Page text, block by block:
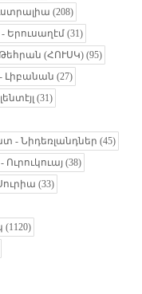
(208)
Երուսաղէմ (31)
(ՀՈՒՍԿ) (95)
Լիբանան (27)
(31)
- Նիդեռլանդներ (45)
(38)
(33)
(1120)